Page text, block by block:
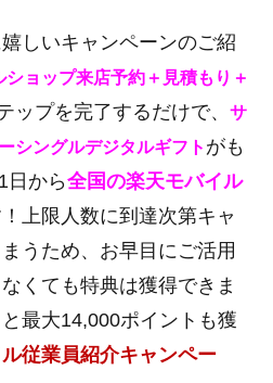
しいキャンペーンのご紹
ショップ来店予約＋見積もり＋
ップを完了するだけで、 サ
シングルデジタルギフト がも
日から全国の楽天モバイル
上限人数に到達次第キャ
うため、お早目にご活用
くても特典は獲得できま
最大14,000ポイントも獲
ル従業員紹介キャンペー